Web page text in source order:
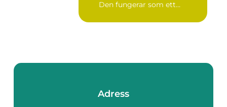
Den fungerar som ett
Adress